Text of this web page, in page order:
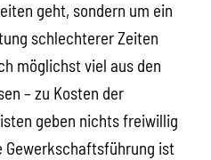
geht, sondern um ein
schlechterer Zeiten
möglichst viel aus den
– zu Kosten der
geben nichts freiwillig
Gewerkschaftsführung ist